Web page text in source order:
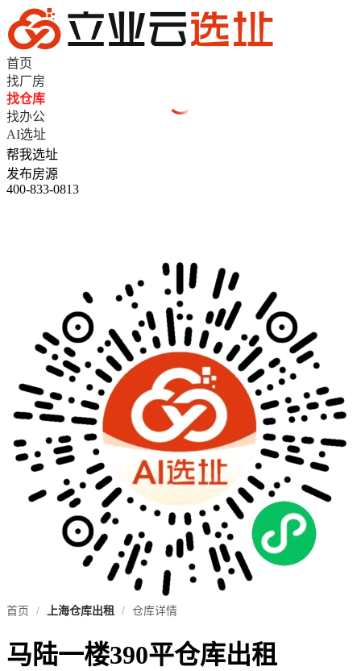
首页
找厂房
找仓库
找办公
AI选址
帮我选址
发布房源
400-833-0813
首页 / 上海仓库出租 / 仓库详情
马陆一楼390平仓库出租